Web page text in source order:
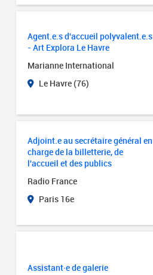
Agent.e.s d'accueil polyvalent.e.s
- Art Explora Le Havre
Marianne International
Le Havre (76)
Adjoint.e au secrétaire général en
charge de la billetterie, de
l'accueil et des publics
Radio France
Paris 16e
Assistant·e de galerie